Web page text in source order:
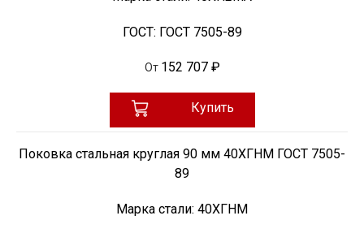
ГОСТ: ГОСТ 7505-89
От 152 707 ₽
Купить
Поковка стальная круглая 90 мм 40ХГНМ ГОСТ 7505-
89
Марка стали: 40ХГНМ